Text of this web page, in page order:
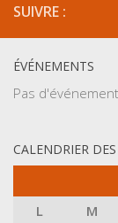
SUIVRE :
ÉVÉNEMENTS
Pas d'événement
CALENDRIER
L
M